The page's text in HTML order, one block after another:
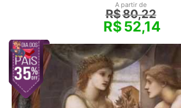
A partir de
R$80,22
R$52,14